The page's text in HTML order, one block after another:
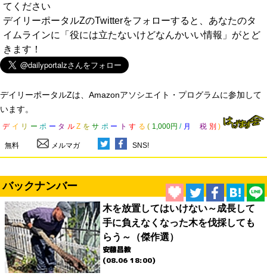
てください
デイリーポータルZのTwitterをフォローすると、あなたのタ
イムラインに「役には立たないけどなんかいい情報」がとど
きます！
デイリーポータルZは、Amazonアソシエイト・プログラムに参加して
います。
デ イ リ ー ポ ー タ ル Z を サ ポ ー ト す る ( 1,000円 / 月 税 別 )
無料 メルマガ SNS!
バックナンバー
木を放置してはいけない～成長して
手に負えなくなった木を伐採しても
らう～（傑作選）
安藤昌教
(08.06 18:00)